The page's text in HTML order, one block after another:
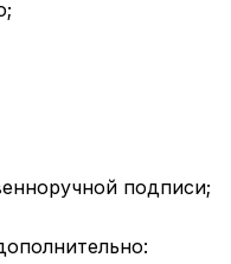
подписи;